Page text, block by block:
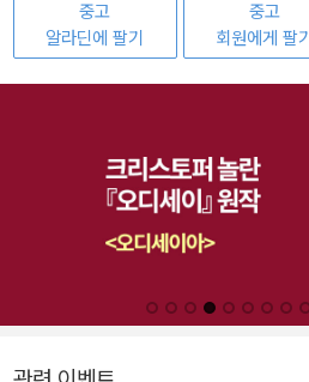
중고
알라딘에 팔기
중고
회원에게 팔기